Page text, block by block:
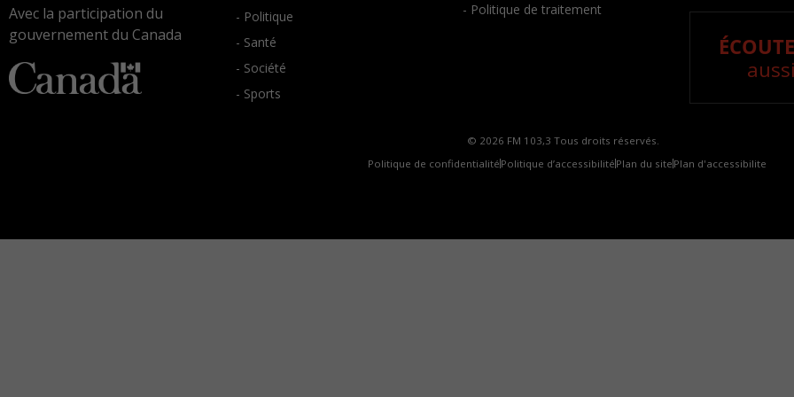
Avec la participation du
gouvernement du Canada
- Politique
- Santé
- Société
- Sports
- Politique de traitement
© 2026 FM 103,3 Tous droits réservés.
Politique de confidentialité Politique d’accessibilité Plan du site Plan d'accessibilite